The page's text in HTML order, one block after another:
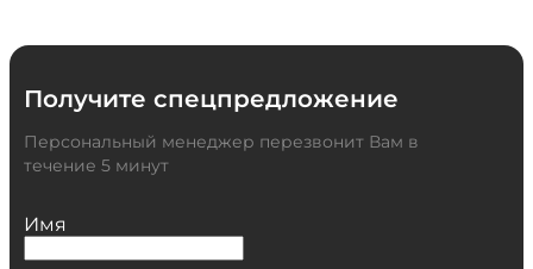
Получите спецпредложение
Персональный менеджер перезвонит Вам в
течение 5 минут
Имя